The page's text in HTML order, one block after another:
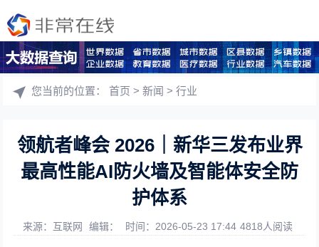
您当前的位置：首页 >新闻 >行业
领航者峰会 2026｜新华三发布业界
最高性能AI防火墙及智能体安全防
护体系
来源：互联网 编辑： 时间：2026-05-23 17:44 4818人阅读